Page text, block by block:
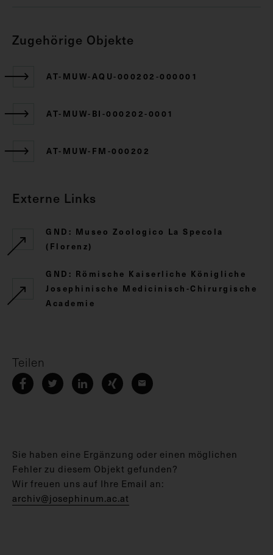
Zugehörige Objekte
AT-MUW-AQU-000202-000001
AT-MUW-BI-000202-0001
AT-MUW-FM-000202
Externe Links
GND: Museo Zoologico La Specola
(Florenz)
GND: Römische Kaiserliche Königliche
Josephinische Medicinisch-Chirurgische
Academie
Teilen
Sie haben eine Ergänzung oder einen möglichen
Fehler zu diesem Objekt gefunden?
Wir freuen uns auf Ihre Email an:
archiv@josephinum.ac.at